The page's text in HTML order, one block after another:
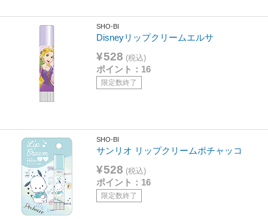
SHO-BI
Disneyリップクリームエルサ
¥528 (税込)
ポイント：16
限定数終了
SHO-BI
サンリオ リップクリームポチャッコ
¥528 (税込)
ポイント：16
限定数終了